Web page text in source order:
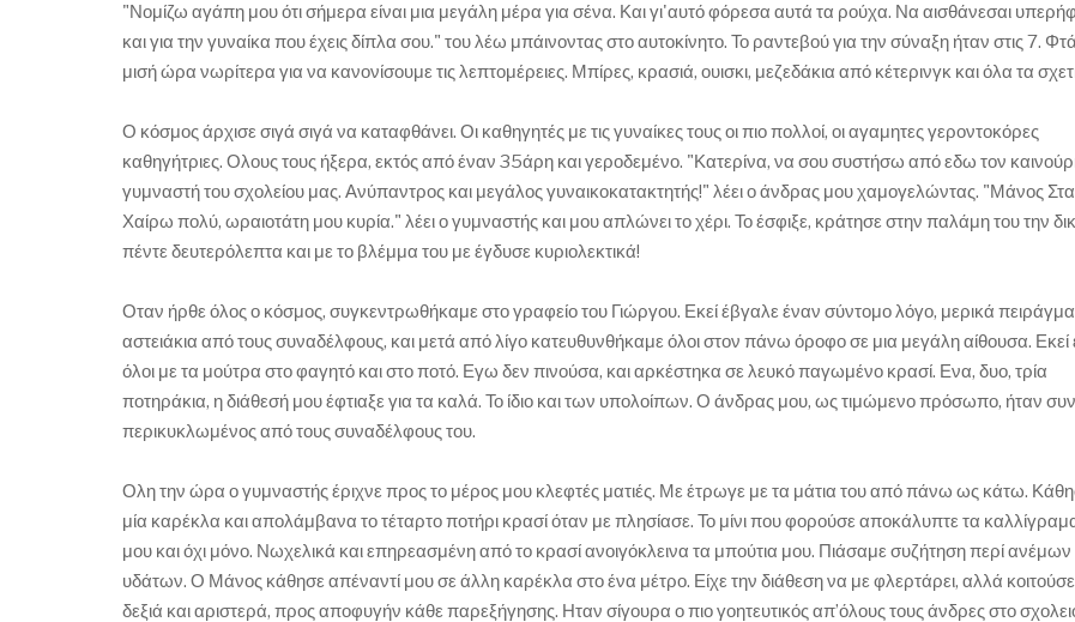
"Νομίζω αγάπη μου ότι σήμερα είναι μια μεγάλη μέρα για σένα. Και γι'αυτό φόρεσα αυτά τα ρούχα. Να αισθάνεσαι
και για την γυναίκα που έχεις δίπλα σου." του λέω μπάινοντας στο αυτοκίνητο. Το ραντεβού για την σύναξη ήταν στις 7.
μισή ώρα νωρίτερα για να κανονίσουμε τις λεπτομέρειες. Μπίρες, κρασιά, ουισκι, μεζεδάκια από κέτερινγκ και όλα τα
Ο κόσμος άρχισε σιγά σιγά να καταφθάνει. Οι καθηγητές με τις γυναίκες τους οι πιο πολλοί, οι αγαμητες γεροντοκόρες
καθηγήτριες. Ολους τους ήξερα, εκτός από έναν 35άρη και γεροδεμένο. "Κατερίνα, να σου συστήσω από εδω τον
γυμναστή του σχολείου μας. Ανύπαντρος και μεγάλος γυναικοκατακτητής!" λέει ο άνδρας μου χαμογελώντας. "Μάνος
Χαίρω πολύ, ωραιοτάτη μου κυρία." λέει ο γυμναστής και μου απλώνει το χέρι. Το έσφιξε, κράτησε στην παλάμη του την
πέντε δευτερόλεπτα και με το βλέμμα του με έγδυσε κυριολεκτικά!
Οταν ήρθε όλος ο κόσμος, συγκεντρωθήκαμε στο γραφείο του Γιώργου. Εκεί έβγαλε έναν σύντομο λόγο, μερικά
αστειάκια από τους συναδέλφους, και μετά από λίγο κατευθυνθήκαμε όλοι στον πάνω όροφο σε μια μεγάλη αίθουσα.
όλοι με τα μούτρα στο φαγητό και στο ποτό. Εγω δεν πινούσα, και αρκέστηκα σε λευκό παγωμένο κρασί. Ενα, δυο, τρία
ποτηράκια, η διάθεσή μου έφτιαξε για τα καλά. Το ίδιο και των υπολοίπων. Ο άνδρας μου, ως τιμώμενο πρόσωπο, ήταν
περικυκλωμένος από τους συναδέλφους του.
Ολη την ώρα ο γυμναστής έριχνε προς το μέρος μου κλεφτές ματιές. Με έτρωγε με τα μάτια του από πάνω ως κάτω.
μία καρέκλα και απολάμβανα το τέταρτο ποτήρι κρασί όταν με πλησίασε. Το μίνι που φορούσε αποκάλυπτε τα
μου και όχι μόνο. Νωχελικά και επηρεασμένη από το κρασί ανοιγόκλεινα τα μπούτια μου. Πιάσαμε συζήτηση περί ανέμων
υδάτων. Ο Μάνος κάθησε απέναντί μου σε άλλη καρέκλα στο ένα μέτρο. Είχε την διάθεση να με φλερτάρει, αλλά κοιτούσε
δεξιά και αριστερά, προς αποφυγήν κάθε παρεξήγησης. Ηταν σίγουρα ο πιο γοητευτικός απ’όλους τους άνδρες στο